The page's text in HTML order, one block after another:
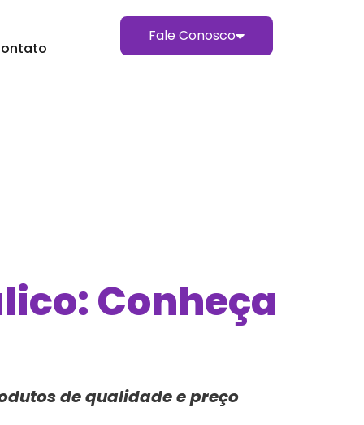
Fale Conosco
Conheça
de qualidade e preço